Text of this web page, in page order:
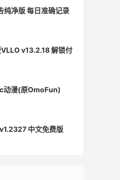
纯净版 每日准确记录
v13.2.18 解锁付
动漫(原OmoFun)
中文免费版